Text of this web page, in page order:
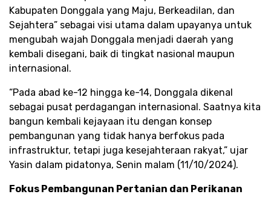
Kabupaten Donggala yang Maju, Berkeadilan, dan
Sejahtera” sebagai visi utama dalam upayanya untuk
mengubah wajah Donggala menjadi daerah yang
kembali disegani, baik di tingkat nasional maupun
internasional.
“Pada abad ke-12 hingga ke-14, Donggala dikenal
sebagai pusat perdagangan internasional. Saatnya kita
bangun kembali kejayaan itu dengan konsep
pembangunan yang tidak hanya berfokus pada
infrastruktur, tetapi juga kesejahteraan rakyat,” ujar
Yasin dalam pidatonya, Senin malam (11/10/2024).
Fokus Pembangunan Pertanian dan Perikanan